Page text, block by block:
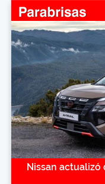
Nissan actualizó